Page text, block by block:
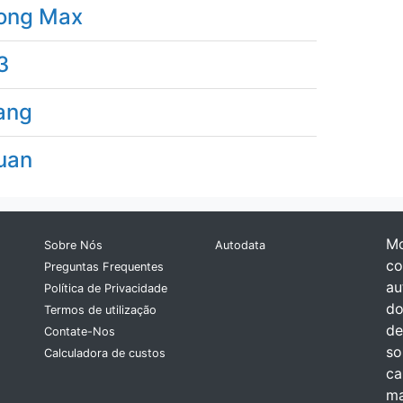
Max
Sobre Nós
Preguntas Frequentes
Política de Privacidade
Termos de utilização
Contate-Nos
Calculadora de custos
Autodata